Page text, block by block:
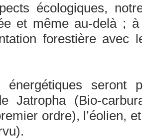
écologiques,
et même au-delà ;
forestière avec
énergétiques
Jatropha (Bio-
ordre), l’éolien,